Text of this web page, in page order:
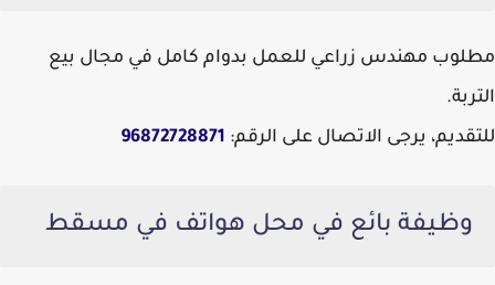
مطلوب مهندس زراعي للعمل بدوام كامل في مجال بيع
التربة.
للتقديم، يرجى الاتصال على الرقم: 96872728871
وظيفة بائع في محل هواتف في مسقط